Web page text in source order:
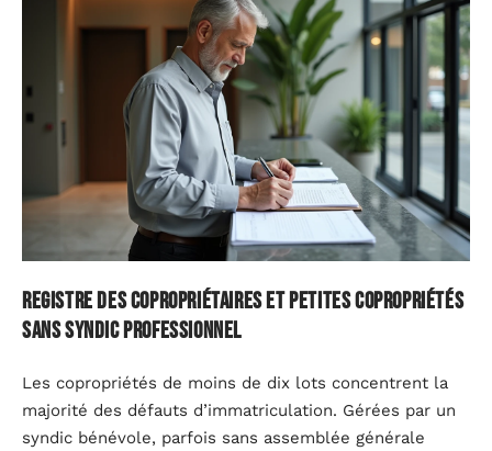
Registre des copropriétaires et petites copropriétés
sans syndic professionnel
Les copropriétés de moins de dix lots concentrent la
majorité des défauts d’immatriculation. Gérées par un
syndic bénévole, parfois sans assemblée générale